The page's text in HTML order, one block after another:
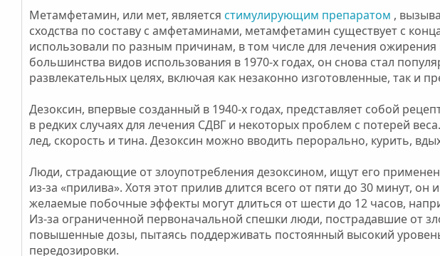
Метамфетамин, или мет, являетсястимулирующим препаратом ,
сходства по составу с амфетаминами, метамфетамин существует с
использовали по разным причинам, в том числе для лечения ожирения
большинства видов использования в 1970-х годах, он снова стал
развлекательных целях, включая как незаконно изготовленные, так и
Дезоксин, впервые созданный в 1940-х годах, представляет собой
в редких случаях для лечения СДВГ и некоторых проблем с потерей
лед, скорость и тина. Дезоксин можно вводить перорально, курить,
Люди, страдающие от злоупотребления дезоксином, ищут его
из-за «прилива». Хотя этот прилив длится всего от пяти до 30 минут,
желаемые побочные эффекты могут длиться от шести до 12 часов,
Из-за ограниченной первоначальной спешки люди, пострадавшие от
повышенные дозы, пытаясь поддерживать постоянный высокий
передозировки.